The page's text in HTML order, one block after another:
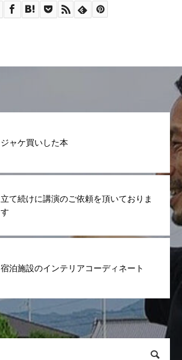
ジャケ買いした本
立て続けに講演のご依頼を頂いておりま
す
宿泊施設のインテリアコーディネート